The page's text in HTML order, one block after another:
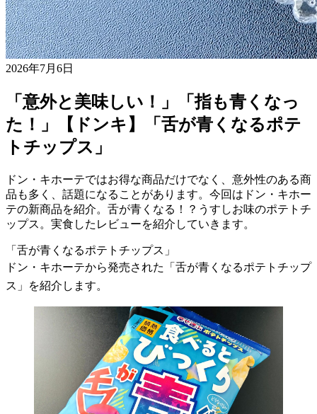
2026年7月6日
「意外と美味しい！」「指も青くなっ
た！」【ドンキ】「舌が青くなるポテ
トチップス」
ドン・キホーテではお得な商品だけでなく、意外性のある商
品も多く、話題になることがあります。今回はドン・キホー
テの新商品を紹介。舌が青くなる！？うすしお味のポテトチ
ップス。実食したレビューを紹介していきます。
「舌が青くなるポテトチップス」
ドン・キホーテから発売された「舌が青くなるポテトチップ
ス」を紹介します。